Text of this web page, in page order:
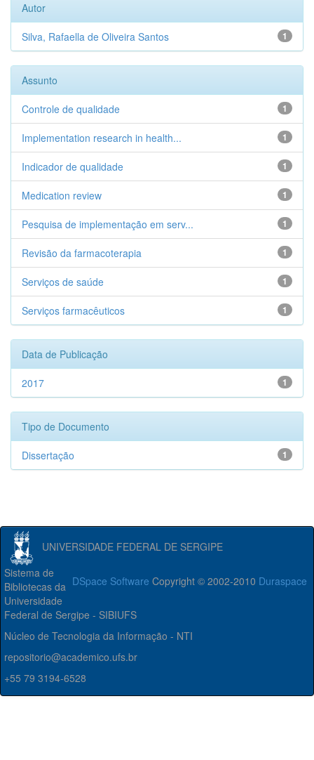
Autor
1
Silva, Rafaella de Oliveira Santos
Assunto
1
Controle de qualidade
1
Implementation research in health...
1
Indicador de qualidade
1
Medication review
1
Pesquisa de implementação em serv...
1
Revisão da farmacoterapia
1
Serviços de saúde
1
Serviços farmacêuticos
Data de Publicação
1
2017
Tipo de Documento
1
Dissertação
UNIVERSIDADE FEDERAL DE SERGIPE
DSpace Software Copyright © 2002-2010 Duraspace
Sistema de
Bibliotecas da
Universidade
Federal de Sergipe - SIBIUFS
Núcleo de Tecnologia da Informação - NTI
repositorio@academico.ufs.br
+55 79 3194-6528